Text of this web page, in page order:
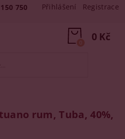
750 Přihlášení Registrace
0 Kč
0
rum, Tuba, 40%,